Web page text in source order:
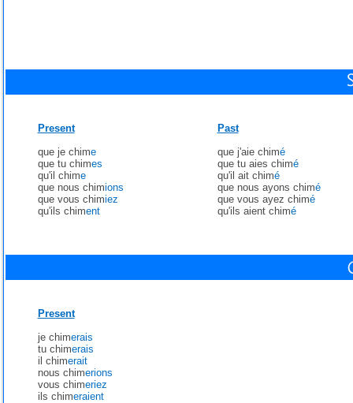
Present
que je chime
que tu chimes
qu'il chime
que nous chimions
que vous chimiez
qu'ils chiment
Past
que j'aie chimé
que tu aies chimé
qu'il ait chimé
que nous ayons chimé
que vous ayez chimé
qu'ils aient chimé
Present
je chimerais
tu chimerais
il chimerait
nous chimerions
vous chimeriez
ils chimeraient